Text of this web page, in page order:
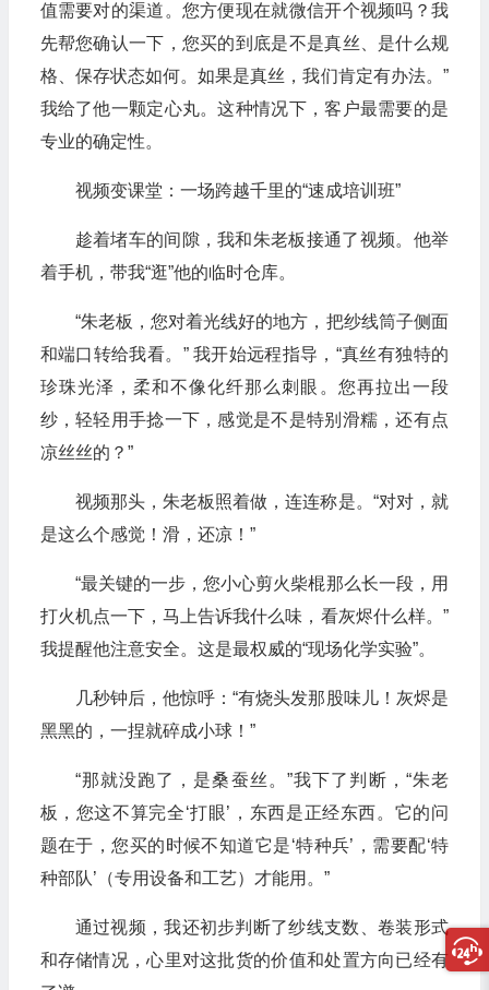
值需要对的渠道。您方便现在就微信开个视频吗？我
先帮您确认一下，您买的到底是不是真丝、是什么规
格、保存状态如何。如果是真丝，我们肯定有办法。”
我给了他一颗定心丸。这种情况下，客户最需要的是
专业的确定性。
视频变课堂：一场跨越千里的“速成培训班”
趁着堵车的间隙，我和朱老板接通了视频。他举
着手机，带我“逛”他的临时仓库。
“朱老板，您对着光线好的地方，把纱线筒子侧面
和端口转给我看。” 我开始远程指导，“真丝有独特的
珍珠光泽，柔和不像化纤那么刺眼。您再拉出一段
纱，轻轻用手捻一下，感觉是不是特别滑糯，还有点
凉丝丝的？”
视频那头，朱老板照着做，连连称是。“对对，就
是这么个感觉！滑，还凉！”
“最关键的一步，您小心剪火柴棍那么长一段，用
打火机点一下，马上告诉我什么味，看灰烬什么样。”
我提醒他注意安全。这是最权威的“现场化学实验”。
几秒钟后，他惊呼：“有烧头发那股味儿！灰烬是
黑黑的，一捏就碎成小球！”
“那就没跑了，是桑蚕丝。”我下了判断，“朱老
板，您这不算完全‘打眼’，东西是正经东西。它的问
题在于，您买的时候不知道它是‘特种兵’，需要配‘特
种部队’（专用设备和工艺）才能用。”
通过视频，我还初步判断了纱线支数、卷装形式
和存储情况，心里对这批货的价值和处置方向已经有